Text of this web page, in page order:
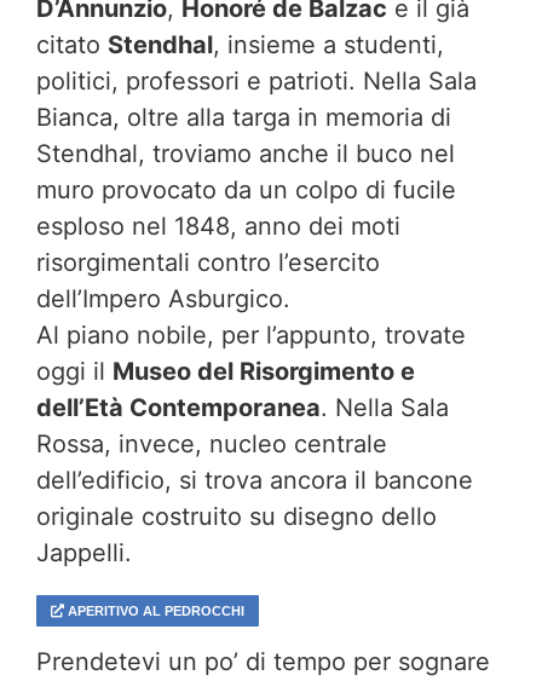
D’Annunzio, Honoré de Balzac e il già
citato Stendhal, insieme a studenti,
politici, professori e patrioti. Nella Sala
Bianca, oltre alla targa in memoria di
Stendhal, troviamo anche il buco nel
muro provocato da un colpo di fucile
esploso nel 1848, anno dei moti
risorgimentali contro l’esercito
dell’Impero Asburgico.
Al piano nobile, per l’appunto, trovate
oggi il Museo del Risorgimento e
dell’Età Contemporanea. Nella Sala
Rossa, invece, nucleo centrale
dell’edificio, si trova ancora il bancone
originale costruito su disegno dello
Jappelli.
APERITIVO AL PEDROCCHI
Prendetevi un po’ di tempo per sognare